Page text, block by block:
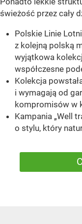
świeżość przez cały
Polskie Linie
z kolejną polską
wyjątkowa
współczesne
Kolekcja
i wymagają od
kompromisów w
Kampania „Well
o stylu, który